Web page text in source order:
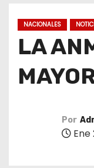
NACIONALES
LA
Por
Ene